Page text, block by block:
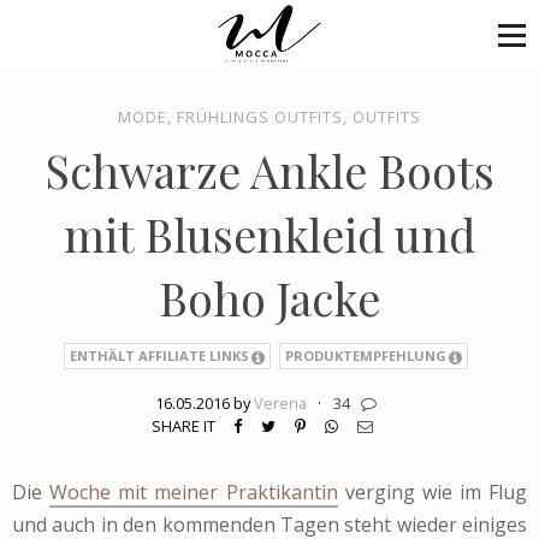
MODE, FRÜHLINGS OUTFITS, OUTFITS
Schwarze Ankle Boots
mit Blusenkleid und
Boho Jacke
ENTHÄLT AFFILIATE LINKS PRODUKTEMPFEHLUNG
16.05.2016 byVerena ·
34
SHARE IT
DieWoche mit meiner Praktikantin verging wie im Flug
und auch in den kommenden Tagen steht wieder einiges